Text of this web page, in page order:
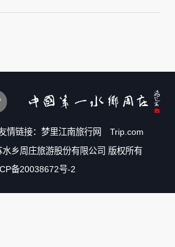
情链接： 梦里江南旅行网
Trip.com
乡周庄旅游股份有限公司 版权所有
备20038672号-2